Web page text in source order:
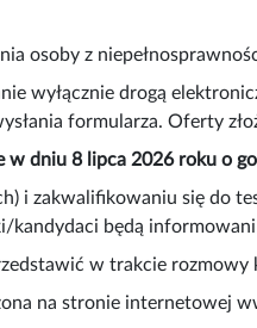
osoby z
wyłącznie drogą
formularza. Oferty
w dniu 8 lipca 2026 roku o
i zakwalifikowaniu się do
będą
w trakcie rozmowy
na stronie internetowej